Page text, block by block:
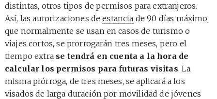
distintas, otros tipos de permisos para extranjeros.
Así, las autorizaciones deestancia de 90 días máximo,
que normalmente se usan en casos de turismo o
viajes cortos, se prorrogarán tres meses, pero el
tiempo extra se tendrá en cuenta a la hora de
calcular los permisos para futuras visitas. La
misma prórroga, de tres meses, se aplicará a los
visados de larga duración por movilidad de jóvenes